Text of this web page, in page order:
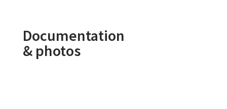
Documentation
& photos